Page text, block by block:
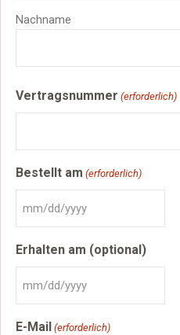
Nachname
Vertragsnummer (erforderlich)
Bestellt am (erforderlich)
MM
TT
Schrägstrich
JJJJ
Erhalten am (optional)
MM
TT
E-Mail (erforderlich)